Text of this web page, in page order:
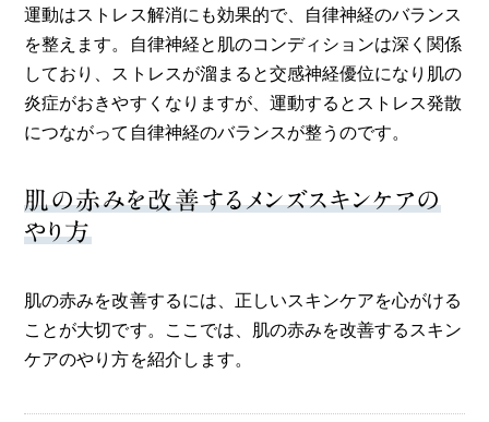
運動はストレス解消にも効果的で、自律神経のバランス
を整えます。自律神経と肌のコンディションは深く関係
しており、ストレスが溜まると交感神経優位になり肌の
炎症がおきやすくなりますが、運動するとストレス発散
につながって自律神経のバランスが整うのです。
肌の赤みを改善するメンズスキンケアの
やり方
肌の赤みを改善するには、正しいスキンケアを心がける
ことが大切です。ここでは、肌の赤みを改善するスキン
ケアのやり方を紹介します。